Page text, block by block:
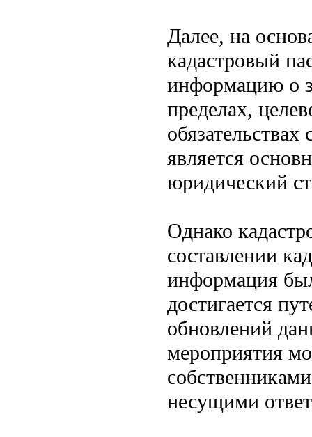
Далее, на
кадастровый
информацию о
пределах,
является
юридический
Однако
составлении
информация
достигается
обновлений
мероприятия
несущими